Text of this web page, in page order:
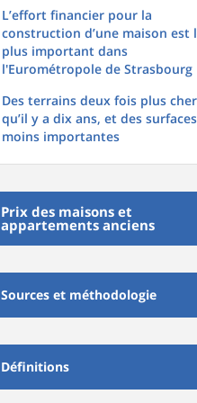
L’effort financier pour la
construction d’une maison est
plus important dans
l'Eurométropole de Strasbourg
Des terrains deux fois plus
qu’il y a dix ans, et des surfaces
moins importantes
Prix des maisons et
appartements anciens
Sources et méthodologie
Définitions